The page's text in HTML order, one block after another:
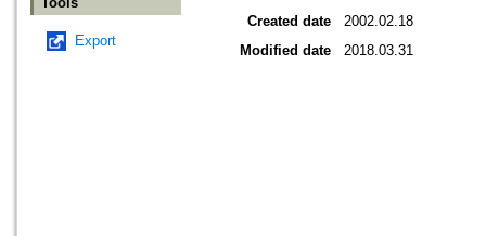
Export
Created date
2002.02.18
Modified date
2018.03.31